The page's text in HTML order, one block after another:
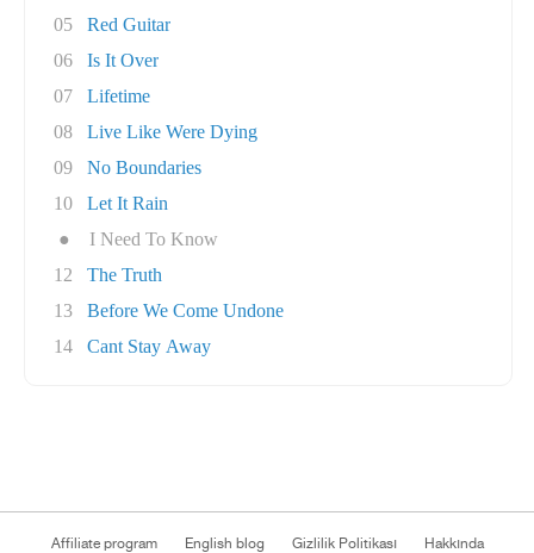
05
Red Guitar
06
Is It Over
07
Lifetime
08
Live Like Were Dying
09
No Boundaries
10
Let It Rain
●
I Need To Know
12
The Truth
13
Before We Come Undone
14
Cant Stay Away
Affiliate program English blog Gizlilik Politikası Hakkında